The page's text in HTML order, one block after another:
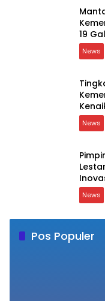
19
News
News
News
Pos Populer